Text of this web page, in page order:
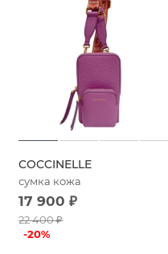
COCCINELLE
сумка кожа
17 900 ₽
22 400₽
-20%